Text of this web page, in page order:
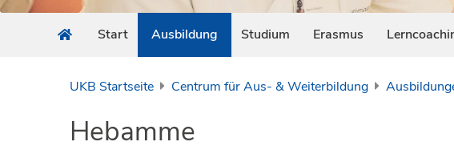
Start Ausbildung Studium Erasmus
UKB Startseite Centrum für Aus- & Weiterbildung
Hebamme